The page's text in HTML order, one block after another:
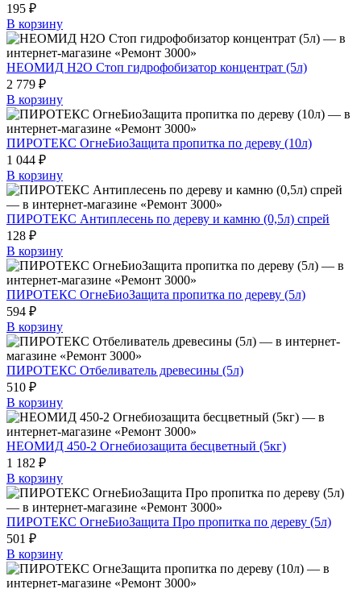
195 ₽
В корзину
НЕОМИД H2O Стоп гидрофобизатор концентрат (5л)
2 779 ₽
В корзину
ПИРОТЕКС ОгнеБиоЗащита пропитка по дереву (10л)
1 044 ₽
В корзину
ПИРОТЕКС Антиплесень по дереву и камню (0,5л) спрей
128 ₽
В корзину
ПИРОТЕКС ОгнеБиоЗащита пропитка по дереву (5л)
594 ₽
В корзину
ПИРОТЕКС Отбеливатель древесины (5л)
510 ₽
В корзину
НЕОМИД 450-2 Огнебиозащита бесцветный (5кг)
1 182 ₽
В корзину
ПИРОТЕКС ОгнеБиоЗащита Про пропитка по дереву (5л)
501 ₽
В корзину